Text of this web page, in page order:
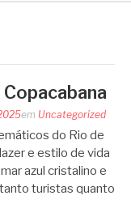
em Uncategorized
do Rio de
e estilo de vida
azul cristalino e
turistas quanto